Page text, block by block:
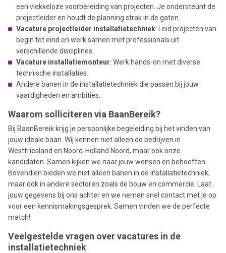
een vlekkeloze voorbereiding van projecten. Je ondersteunt de
projectleider en houdt de planning strak in de gaten.
Vacature projectleider installatietechniek: Leid projecten van
begin tot eind en werk samen met professionals uit
verschillende disciplines.
Vacature installatiemonteur: Werk hands-on met diverse
technische installaties.
Andere banen in de installatietechniek die passen bij jouw
vaardigheden en ambities.
Waarom solliciteren via BaanBereik?
Bij BaanBereik krijg je persoonlijke begeleiding bij het vinden van
jouw ideale baan. Wij kennen niet alleen de bedrijven in
Westfriesland en Noord-Holland Noord, maar ook onze
kandidaten. Samen kijken we naar jouw wensen en behoeften.
Bovendien bieden we niet alleen banen in de installatietechniek,
maar ook in andere sectoren zoals de bouw en commercie. Laat
jouw gegevens bij ons achter en we nemen snel contact met je op
voor een kennismakingsgesprek. Samen vinden we de perfecte
match!
Veelgestelde vragen over vacatures in de
installatietechniek